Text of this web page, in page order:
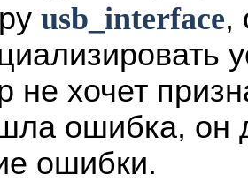
usb_interface,
не хочет
ошибка, он
ошибки.